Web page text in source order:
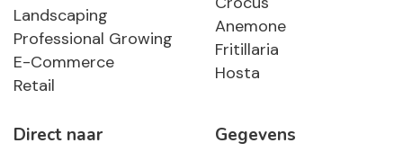
Landscaping
Professional Growing
E-Commerce
Retail
Anemone
Fritillaria
Hosta
Direct naar Gegevens